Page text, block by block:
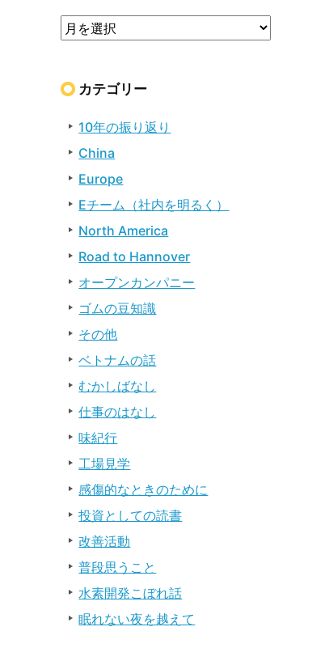
カテゴリー
10年の振り返り
China
Europe
Eチーム（社内を明るく）
North America
Road to Hannover
オープンカンパニー
ゴムの豆知識
その他
ベトナムの話
むかしばなし
仕事のはなし
味紀行
工場見学
感傷的なときのために
投資としての読書
改善活動
普段思うこと
水素開発こぼれ話
眠れない夜を越えて